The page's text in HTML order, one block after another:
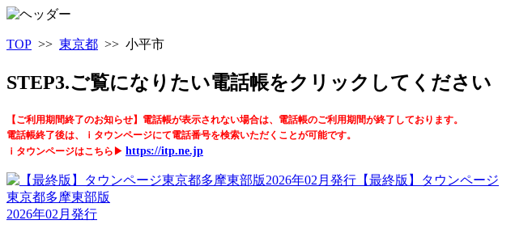
TOP >> 東京都 >> 小平市
STEP3.ご覧になりたい電話帳をクリックしてください
【ご利用期間終了のお知らせ】電話帳が表示されない場合は、電話帳のご利用期間が終了しております。
電話帳終了後は、ｉタウンページにて電話番号を検索いただくことが可能です。
ｉタウンページはこちら▶ https://itp.ne.jp
【最終版】タウンページ
東京都多摩東部版
2026年02月発行